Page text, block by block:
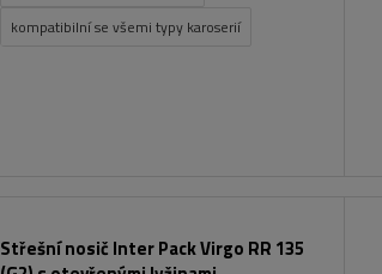
kompatibilní se všemi typy karoserií
Střešní nosič Inter Pack Virgo RR 135